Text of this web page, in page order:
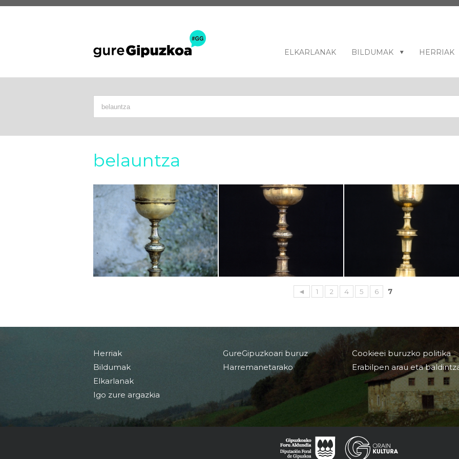
ELKARLANAK BILDUMAK HERRIAK
belauntza
◄ 1 2 4 5 6 7
Herriak
Bildumak
Elkarlanak
Igo zure argazkia
GureGipuzkoari buruz
Harremanetarako
Cookieei buruzko politika
Erabilpen arau eta